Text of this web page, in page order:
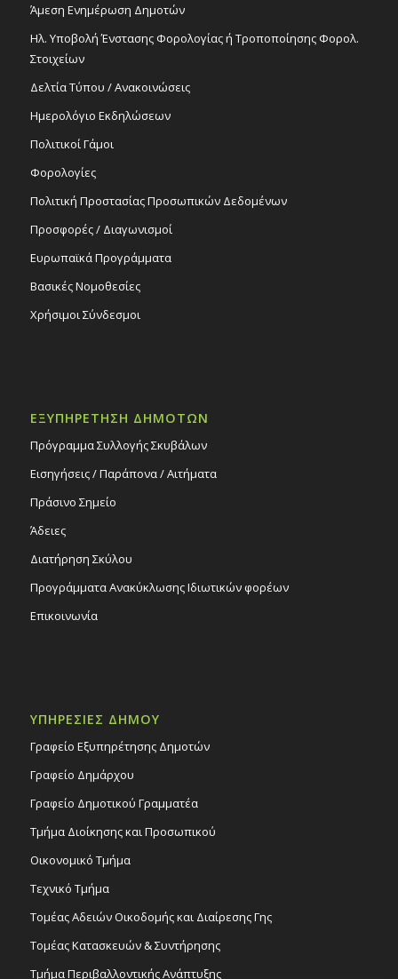
Άμεση Ενημέρωση Δημοτών
Ηλ. Υποβολή Ένστασης Φορολογίας ή Τροποποίησης Φορολ.
Στοιχείων
Δελτία Τύπου / Ανακοινώσεις
Ημερολόγιο Εκδηλώσεων
Πολιτικοί Γάμοι
Φορολογίες
Πολιτική Προστασίας Προσωπικών Δεδομένων
Προσφορές / Διαγωνισμοί
Ευρωπαϊκά Προγράμματα
Βασικές Νομοθεσίες
Χρήσιμοι Σύνδεσμοι
ΕΞΥΠΗΡΕΤΗΣΗ ΔΗΜΟΤΩΝ
Πρόγραμμα Συλλογής Σκυβάλων
Εισηγήσεις / Παράπονα / Αιτήματα
Πράσινο Σημείο
Άδειες
Διατήρηση Σκύλου
Προγράμματα Ανακύκλωσης Ιδιωτικών φορέων
Επικοινωνία
ΥΠΗΡΕΣΙΕΣ ΔΗΜΟΥ
Γραφείο Εξυπηρέτησης Δημοτών
Γραφείο Δημάρχου
Γραφείο Δημοτικού Γραμματέα
Τμήμα Διοίκησης και Προσωπικού
Οικονομικό Τμήμα
Τεχνικό Τμήμα
Τομέας Αδειών Οικοδομής και Διαίρεσης Γης
Τομέας Κατασκευών & Συντήρησης
Τμήμα Περιβαλλοντικής Ανάπτυξης